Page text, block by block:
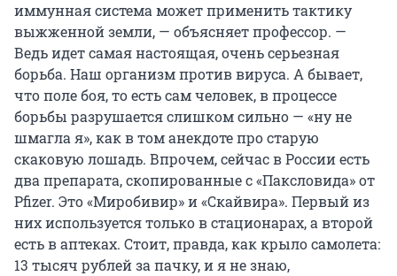
иммунная система может применить тактику
выжженной земли, — объясняет профессор. —
Ведь идет самая настоящая, очень серьезная
борьба. Наш организм против вируса. А бывает,
что поле боя, то есть сам человек, в процессе
борьбы разрушается слишком сильно — «ну не
шмагла я», как в том анекдоте про старую
скаковую лошадь. Впрочем, сейчас в России есть
два препарата, скопированные с «Паксловида» от
Pfizer. Это «Миробивир» и «Скайвира». Первый из
них используется только в стационарах, а второй
есть в аптеках. Стоит, правда, как крыло самолета:
13 тысяч рублей за пачку, и я не знаю,